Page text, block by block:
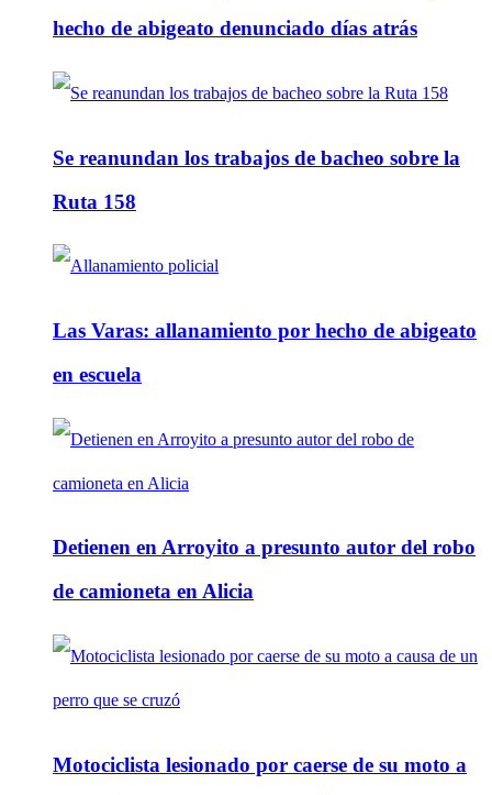
hecho de abigeato denunciado días atrás
Se reanundan los trabajos de bacheo sobre la
Ruta 158
Las Varas: allanamiento por hecho de abigeato
en escuela
Detienen en Arroyito a presunto autor del robo
de camioneta en Alicia
Motociclista lesionado por caerse de su moto a